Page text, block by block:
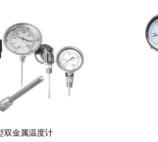
双金属温度计